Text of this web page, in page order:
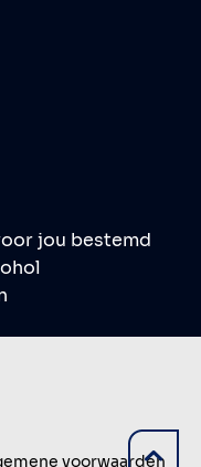
jou bestemd
voorwaarden